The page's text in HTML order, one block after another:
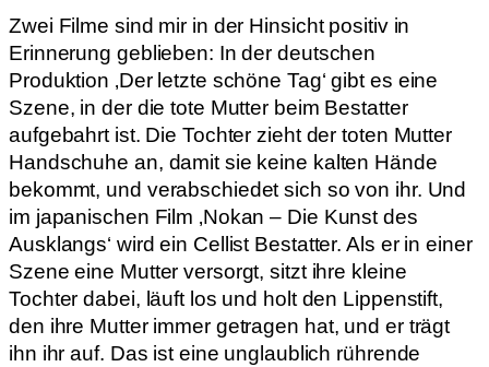
Zwei Filme sind mir in der Hinsicht positiv in
Erinnerung geblieben: In der deutschen
Produktion ‚Der letzte schöne Tag‘ gibt es eine
Szene, in der die tote Mutter beim Bestatter
aufgebahrt ist. Die Tochter zieht der toten Mutter
Handschuhe an, damit sie keine kalten Hände
bekommt, und verabschiedet sich so von ihr. Und
im japanischen Film ‚Nokan – Die Kunst des
Ausklangs‘ wird ein Cellist Bestatter. Als er in einer
Szene eine Mutter versorgt, sitzt ihre kleine
Tochter dabei, läuft los und holt den Lippenstift,
den ihre Mutter immer getragen hat, und er trägt
ihn ihr auf. Das ist eine unglaublich rührende